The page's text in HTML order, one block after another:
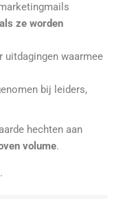
ze worden
uitdagingen waarmee
bij leiders,
hechten aan
volume.